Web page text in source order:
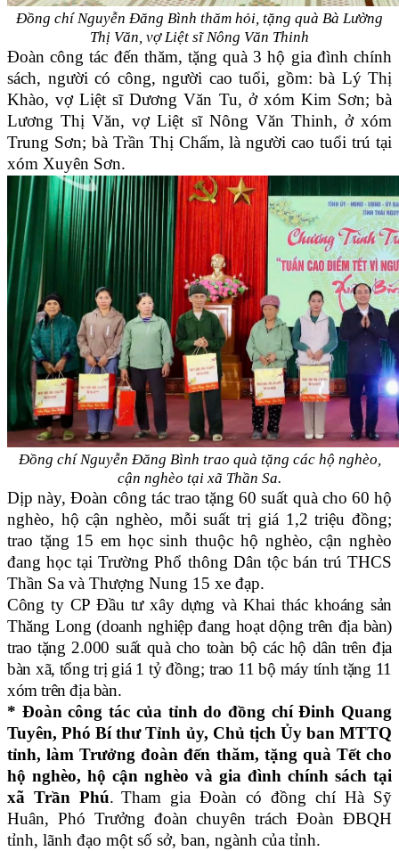
Đồng chí Nguyễn Đăng Bình thăm hỏi, tặng quà Bà Lường
Thị Văn, vợ Liệt sĩ Nông Văn Thinh
Đoàn công tác đến thăm, tặng quà 3 hộ gia đình chính
sách, người có công, người cao tuổi, gồm: bà Lý Thị
Khào, vợ Liệt sĩ Dương Văn Tu, ở xóm Kim Sơn; bà
Lương Thị Văn, vợ Liệt sĩ Nông Văn Thinh, ở xóm
Trung Sơn; bà Trần Thị Chấm, là người cao tuổi trú tại
xóm Xuyên Sơn.
Đồng chí Nguyễn Đăng Bình trao quà tặng các hộ nghèo,
cận nghèo tại xã Thần Sa.
Dịp này, Đoàn công tác trao tặng 60 suất quà cho 60 hộ
nghèo, hộ cận nghèo, mỗi suất trị giá 1,2 triệu đồng;
trao tặng 15 em học sinh thuộc hộ nghèo, cận nghèo
đang học tại Trường Phổ thông Dân tộc bán trú THCS
Thần Sa và Thượng Nung 15 xe đạp.
Công ty CP Đầu tư xây dựng và Khai thác khoáng sản
Thăng Long (doanh nghiệp đang hoạt dộng trên địa bàn)
trao tặng 2.000 suất quà cho toàn bộ các hộ dân trên địa
bàn xã, tổng trị giá 1 tỷ đồng; trao 11 bộ máy tính tặng 11
xóm trên địa bàn.
* Đoàn công tác của tỉnh do đồng chí Đinh Quang
Tuyên, Phó Bí thư Tỉnh ủy, Chủ tịch Ủy ban MTTQ
tỉnh, làm Trưởng đoàn đến thăm, tặng quà Tết cho
hộ nghèo, hộ cận nghèo và gia đình chính sách tại
xã Trần Phú. Tham gia Đoàn có đồng chí Hà Sỹ
Huân, Phó Trưởng đoàn chuyên trách Đoàn ĐBQH
tỉnh, lãnh đạo một số sở, ban, ngành của tỉnh.